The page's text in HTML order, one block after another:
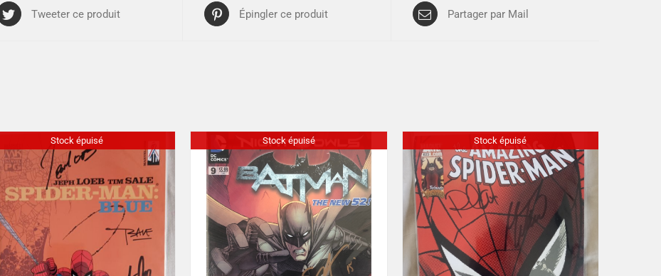
Tweeter ce produit Épingler ce produit Partager par Mail
Stock épuisé Stock épuisé Stock épuisé